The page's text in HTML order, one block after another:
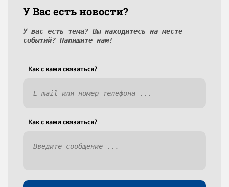
У Вас есть новости?
У вас есть тема? Вы находитесь на месте
событий? Напишите нам!
Как c вами связаться?
Как c вами связаться?